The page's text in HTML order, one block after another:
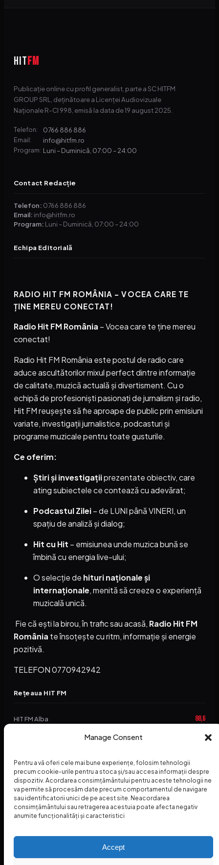
Manage Consent
Pentru a vă oferi cele mai bune experiențe, folosim tehnologii
precum cookie-urile pentru a stoca și/sau accesa informații despre
dispozitiv. Acordarea consimțământului pentru aceste tehnologii ne
va permite să procesăm date precum comportamentul de navigare
sau identificatorii unici de pe acest site. Neacordarea
consimțământului sau retragerea acestuia poate afecta negativ
anumite funcționalități și caracteristici
Accept
HITFM
Publicație online cu profil generalist, parte a SC HITFM
GROUP SRL, deținătoare a Licenței Audiovizuale
Naționale R-CI 998, emisă la data de 19 august 2025.
Telefon: 0766 886 886
Email: info@hitfm.ro
Program: Luni – Duminică, 07:00 – 24:00
Contact Redacție
Telefon: 0766 886 886
Email: info@hitfm.ro
Program: Luni – Duminică, 07:00 – 24:00
Echipa Editorială
RADIO HIT FM ROMÂNIA – VOCEA CARE TE
ȚINE MEREU CONECTAT!
Radio Hit FM România – Vocea care te ține mereu
conectat!
Radio Hit FM România este postul de radio care
aduce ascultătorilor mixul perfect dintre informație
de calitate, muzică actuală și divertisment. Cu o
echipă de profesioniști pasionați de jurnalism și radio,
Hit FM reușește să fie aproape de public prin emisiuni
variate, investigații jurnalistice, podcasturi și
programe muzicale pentru toate gusturile.
Ce oferim:
Știri și investigațiiprezentate obiectiv, care
ating subiectele ce contează cu adevărat;
Podcastul Zilei– de LUNI până VINERI, un
spațiu de analiză și dialog;
Hit cu Hit – emisiunea unde muzica bună se
îmbină cu energia live-ului;
O selecție de hituri naționale și
internaționale, menită să creeze o experiență
muzicală unică.
Fie că ești la birou, în trafic sau acasă, Radio Hit FM
România te însoțește cu ritm, informație și energie
pozitivă.
TELEFON 0770942942
Rețeaua HIT FM
HIT FM Alba 88,6
94,2
HIT FM Abrud 94,3
HIT FM Horezu 95,1
HIT FM Nehoiu 88,2